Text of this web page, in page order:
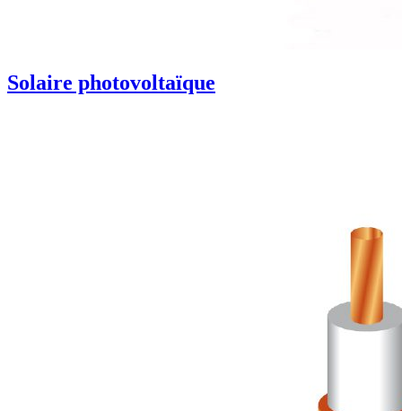
Solaire photovoltaïque